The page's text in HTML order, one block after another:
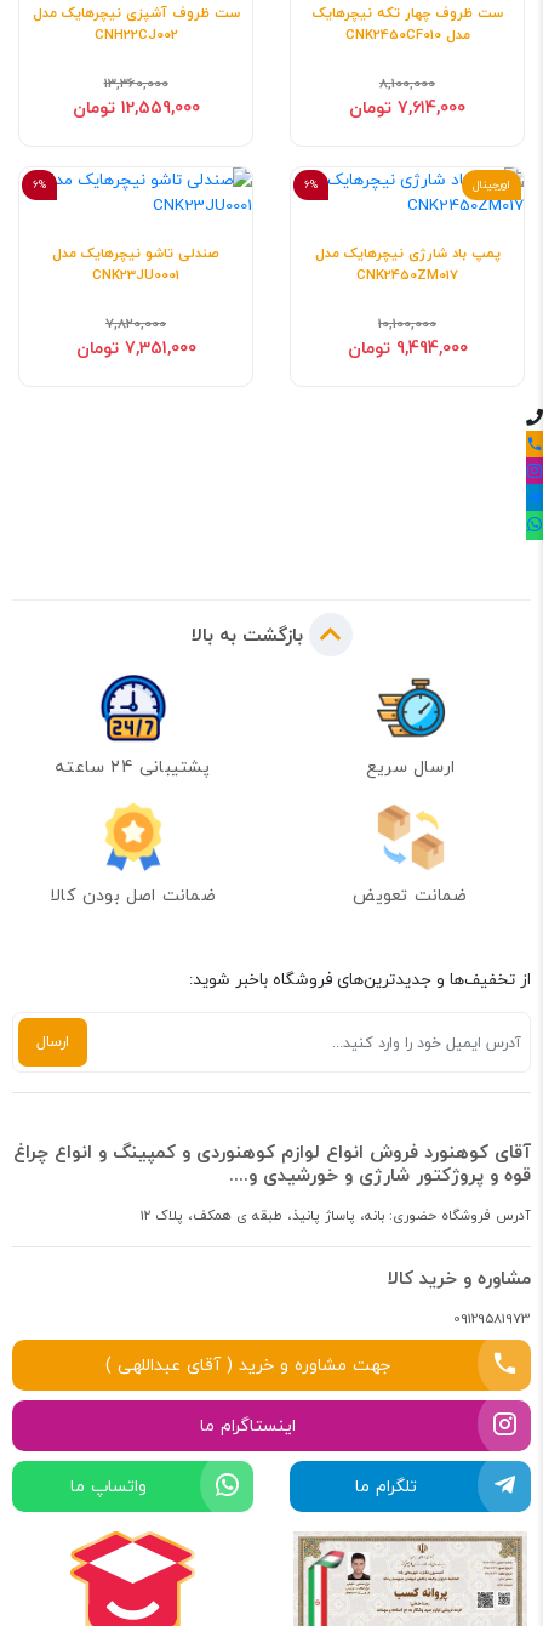
ست ظروف چهار تکه نیچرهایک
مدل CNK2450CF010
8,100,000
7,614,000 تومان
ست ظروف آشپزی نیچرهایک مدل
CNH22CJ002
13,360,000
12,559,000 تومان
6% اورجینال
پمپ باد شارژی نیچرهایک مدل
CNK2450ZM017
10,100,000
9,494,000 تومان
6%
صندلی تاشو نیچرهایک مدل
CNK23JU0001
7,820,000
7,351,000 تومان
بازگشت به بالا
ارسال سریع پشتیبانی 24 ساعته
ضمانت تعویض ضمانت اصل بودن کالا
از تخفیف‌ها و جدیدترین‌های فروشگاه باخبر شوید:
آقای کوهنورد فروش انواع لوازم کوهنوردی و کمپینگ و انواع چراغ
قوه و پروژکتور شارژی و خورشیدی و....
آدرس فروشگاه حضوری: بانه، پاساژ پانیذ، طبقه ی همکف، پلاک 12
مشاوره و خرید کالا
09129581973
جهت مشاوره و خرید ( آقای عبداللهی )
اینستاگرام ما
تلگرام ما
واتساپ ما